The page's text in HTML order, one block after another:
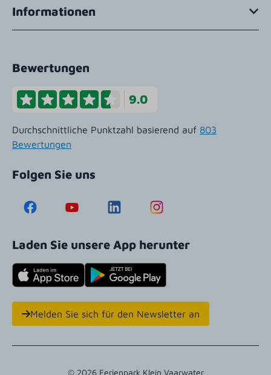
Informationen
Bewertungen
9.0
Durchschnittliche Punktzahl basierend auf 803
Bewertungen
Folgen Sie uns
Laden Sie unsere App herunter
Melden Sie sich für den Newsletter an
© 2026 Ferienpark Klein Vaarwater